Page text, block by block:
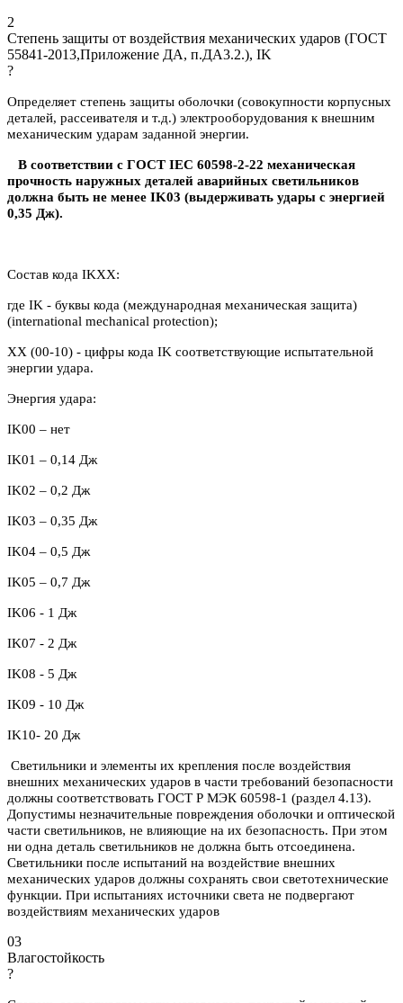
2
Степень защиты от воздействия механических ударов (ГОСТ
55841-2013,Приложение ДА, п.ДА3.2.), IK
?
Определяет степень защиты оболочки (совокупности корпусных
деталей, рассеивателя и т.д.) электрооборудования к внешним
механическим ударам заданной энергии.
В соответствии с ГОСТ IEC 60598-2-22 механическая
прочность наружных деталей аварийных светильников
должна быть не менее IK03 (выдерживать удары с энергией
0,35 Дж).
Состав кода IKXX:
где IK - буквы кода (международная механическая защита)
(international mechanical protection);
XX (00-10) - цифры кода IK соответствующие испытательной
энергии удара.
Энергия удара:
IK00 – нет
IK01 – 0,14 Дж
IK02 – 0,2 Дж
IK03 – 0,35 Дж
IK04 – 0,5 Дж
IK05 – 0,7 Дж
IK06 - 1 Дж
IK07 - 2 Дж
IK08 - 5 Дж
IK09 - 10 Дж
IK10- 20 Дж
Светильники и элементы их крепления после воздействия
внешних механических ударов в части требований безопасности
должны соответствовать ГОСТ Р МЭК 60598-1 (раздел 4.13).
Допустимы незначительные повреждения оболочки и оптической
части светильников, не влияющие на их безопасность. При этом
ни одна деталь светильников не должна быть отсоединена.
Светильники после испытаний на воздействие внешних
механических ударов должны сохранять свои светотехнические
функции. При испытаниях источники света не подвергают
воздействиям механических ударов
03
Влагостойкость
?